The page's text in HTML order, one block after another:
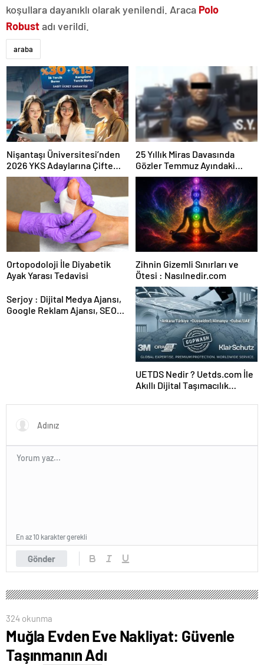
koşullara dayanıklı olarak yenilendi. Araca Polo
Robustadı verildi.
araba
Nişantaşı Üniversitesi’nden
2026 YKS Adaylarına Çifte
Güvence: Sabit Ücret ve
Kesintisiz Burs
25 Yıllık Miras Davasında
Gözler Temmuz Ayındaki
Karar Duruşmasına Çevrildi
Ortopodoloji İle Diyabetik
Ayak Yarası Tedavisi
Zihnin Gizemli Sınırları ve
Ötesi : Nasılnedir.com
Serjoy : Dijital Medya Ajansı,
Google Reklam Ajansı, SEO
UETDS Nedir ? Uetds.com İle
Akıllı Dijital Taşımacılık
Gönder
En az 10 karakter gerekli
324 okunma
Muğla Evden Eve Nakliyat: Güvenle
Taşınmanın Adı